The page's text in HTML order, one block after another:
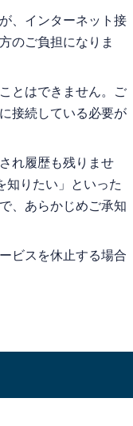
、インターネット接
のご負担になりま
とはできません。ご
接続している必要が
れ履歴も残りませ
知りたい」といった
、あらかじめご承知
ビスを休止する場合